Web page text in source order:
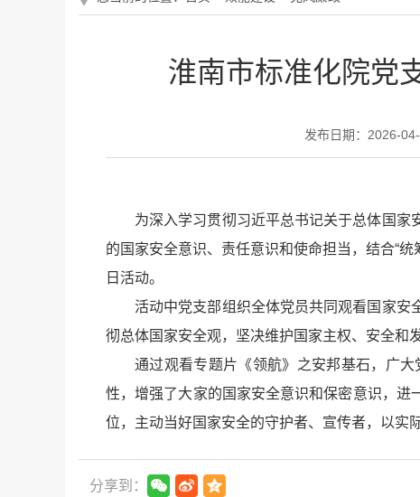
淮南市标准化院党
发布日期：2026-
为深入学习贯彻习近平总书记关于总体国
的国家安全意识、责任意识和使命担当，结合“
日活动。
活动中党支部组织全体党员共同观看国家
彻总体国家安全观，坚决维护国家主权、安全和
通过观看专题片《领航》之安邦基石，广
性，增强了大家的国家安全意识和保密意识，
位，主动当好国家安全的守护者、宣传者，以实
分享到：